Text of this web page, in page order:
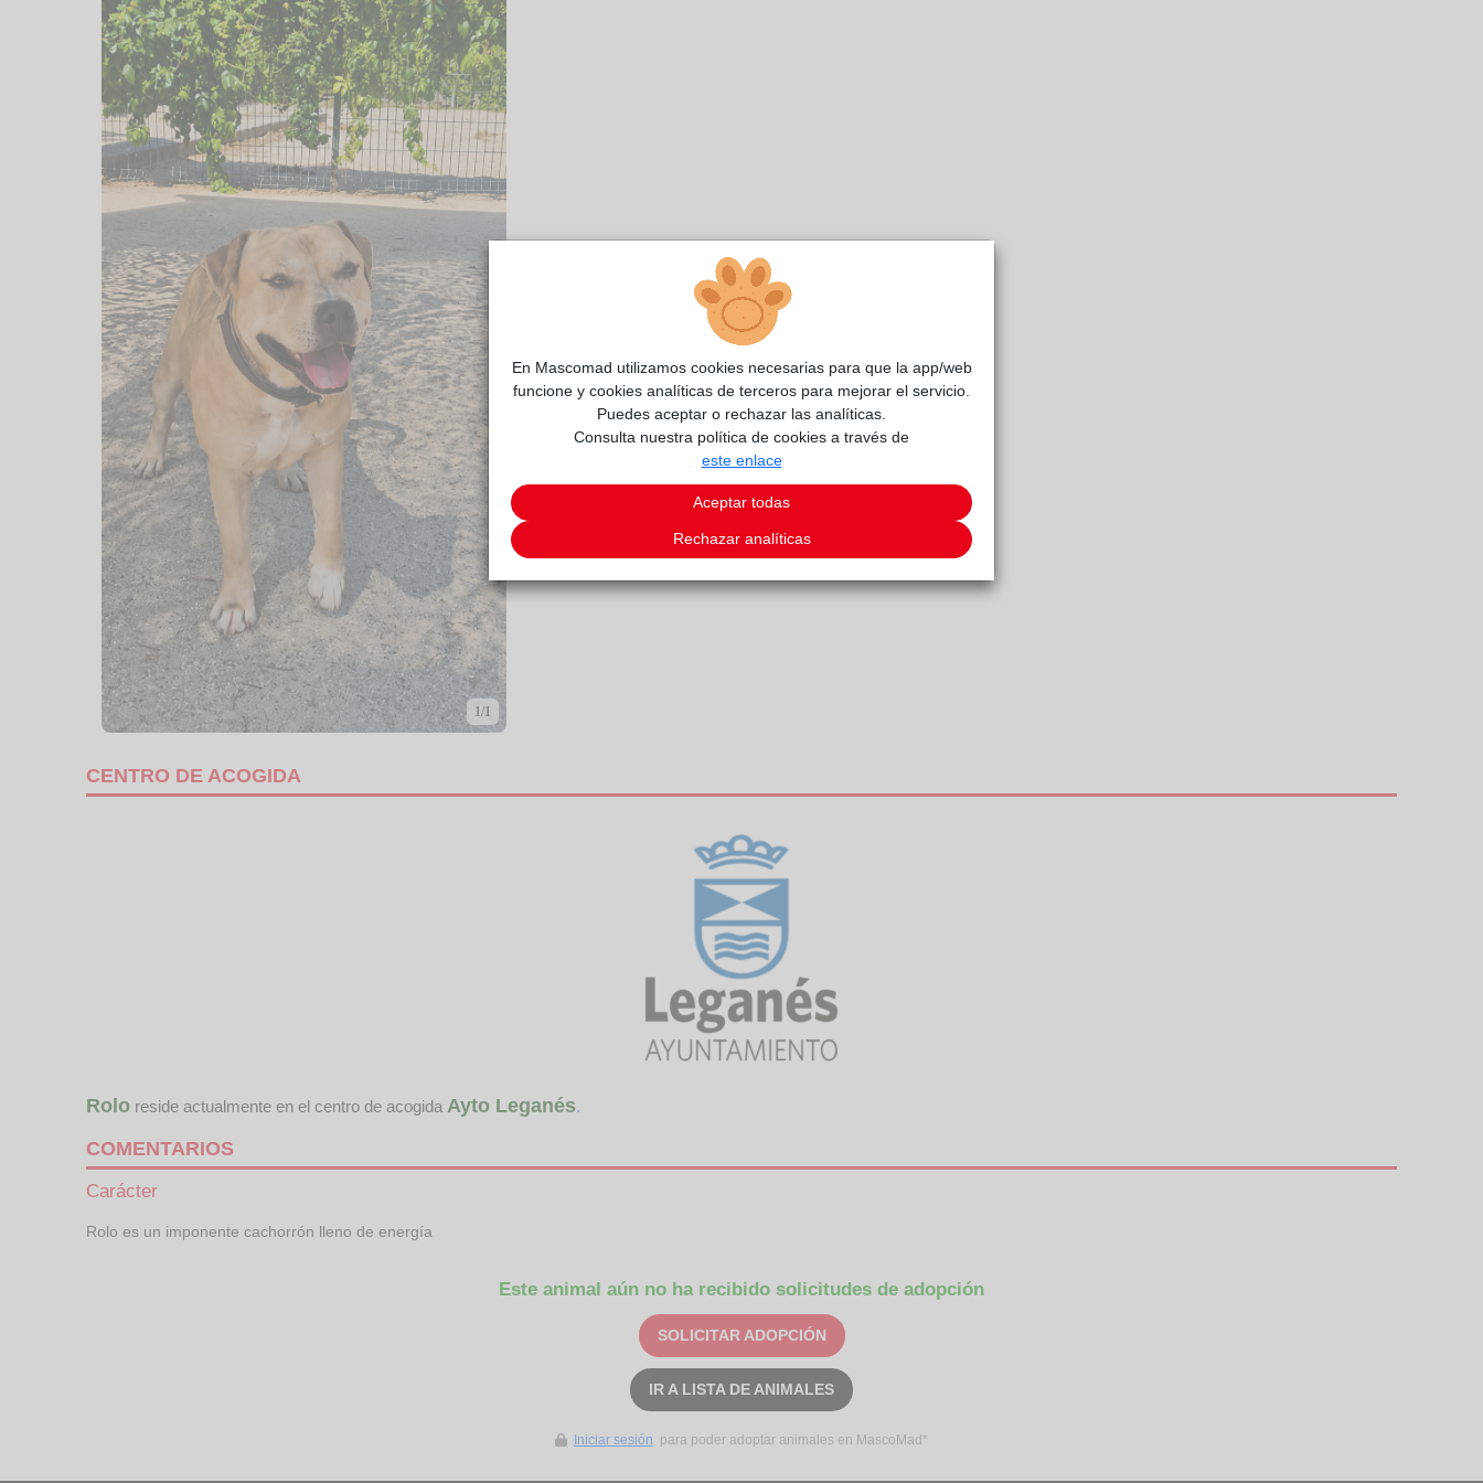
1/1
CENTRO DE ACOGIDA
Rolo reside actualmente en el centro de acogida Ayto Leganés.
COMENTARIOS
Carácter
Rolo es un imponente cachorrón lleno de energía
Este animal aún no ha recibido solicitudes de adopción
SOLICITAR ADOPCIÓN
IR A LISTA DE ANIMALES
Iniciar sesión para poder adoptar animales en MascoMad*
En Mascomad utilizamos cookies necesarias para que la app/web
funcione y cookies analíticas de terceros para mejorar el servicio.
Puedes aceptar o rechazar las analíticas.
Consulta nuestra política de cookies a través de
este enlace
Aceptar todas
Rechazar analíticas